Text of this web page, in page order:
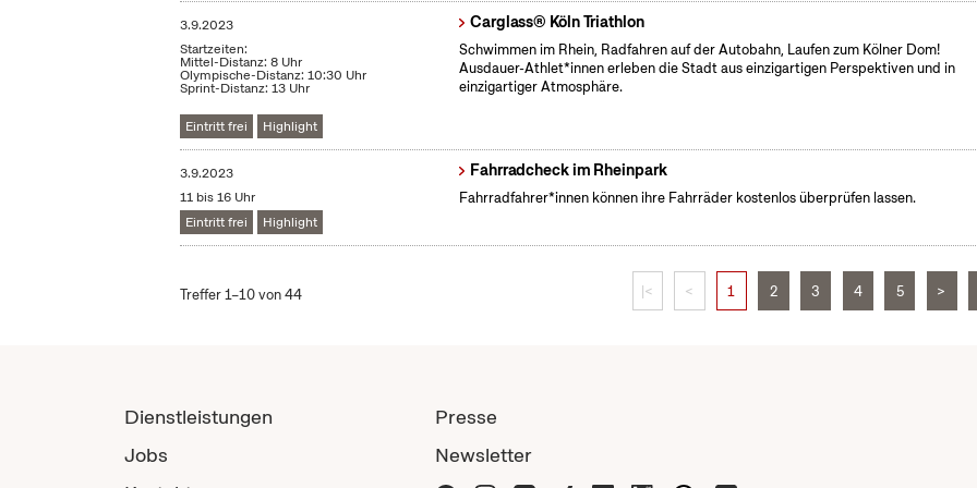
3.9.2023
Startzeiten:
Mittel-Distanz: 8 Uhr
Olympische-Distanz: 10:30 Uhr
Sprint-Distanz: 13 Uhr
Eintritt frei Highlight
Carglass® Köln Triathlon
Schwimmen im Rhein, Radfahren auf der Autobahn, Laufen zum Kölner Dom!
Ausdauer-Athlet*innen erleben die Stadt aus einzigartigen Perspektiven und in
einzigartiger Atmosphäre.
3.9.2023
11 bis 16 Uhr
Eintritt frei
Highlight
Fahrradcheck im Rheinpark
Fahrradfahrer*innen können ihre Fahrräder kostenlos überprüfen lassen.
Treffer 1–10 von 44 |< < 1 2 3 4 5 >
Dienstleistungen
Jobs
Presse
Newsletter